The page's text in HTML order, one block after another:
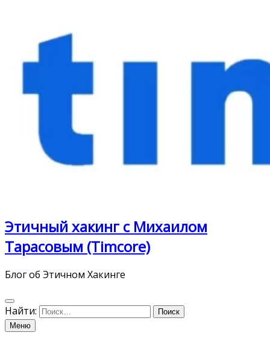
Этичный хакинг с Михаилом
Тарасовым (Timcore)
Блог об Этичном Хакинге
Найти:
Меню